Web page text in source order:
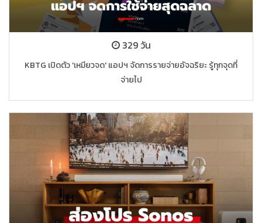
329 วัน
KBTG เปิดตัว 'เหมียวจด' แอปฯ จัดการรายจ่ายอัจฉริยะ รู้ทุกจุดที่
จ่ายไป